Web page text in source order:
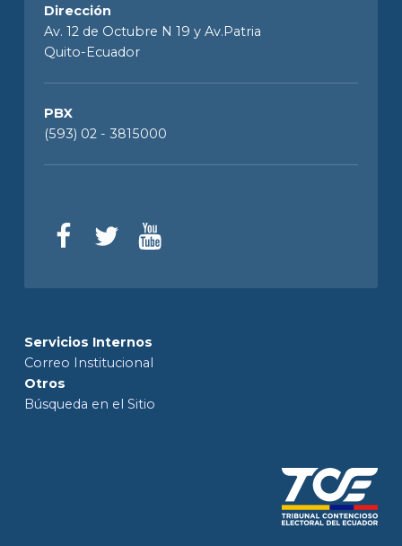
Dirección
Av. 12 de Octubre N 19 y Av.Patria
Quito-Ecuador
PBX
(593) 02 - 3815000
Servicios Internos
Correo Institucional
Otros
Búsqueda en el Sitio